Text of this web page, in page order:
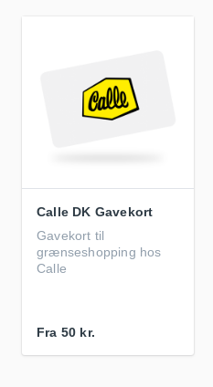
Calle DK Gavekort
Gavekort til
grænseshopping hos
Calle
Fra 50 kr.